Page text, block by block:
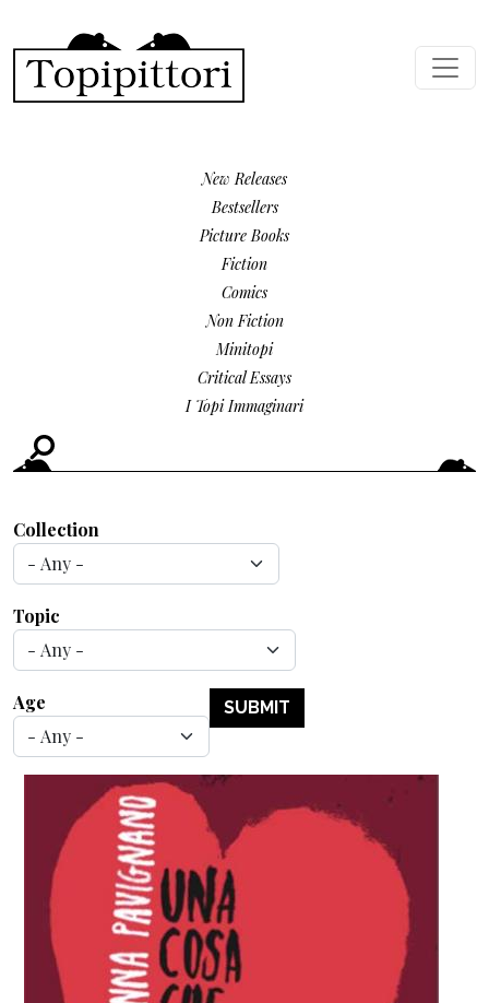
New Releases
Bestsellers
Picture Books
Fiction
Comics
Non Fiction
Minitopi
Critical Essays
I Topi Immaginari
Collection
Topic
Age SUBMIT